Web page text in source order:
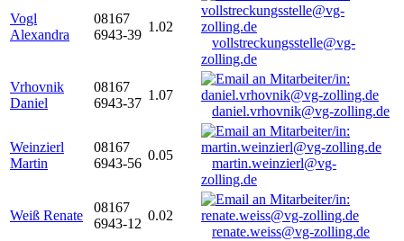
Vogl
Alexandra
08167
6943-39
1.02
vollstreckungsstelle@vg-
zolling.de
Vrhovnik
Daniel
08167
6943-37
1.07
daniel.vrhovnik@vg-zolling.de
Weinzierl
Martin
08167
6943-56
0.05
martin.weinzierl@vg-
zolling.de
Weiß Renate
08167
6943-12
0.02
renate.weiss@vg-zolling.de